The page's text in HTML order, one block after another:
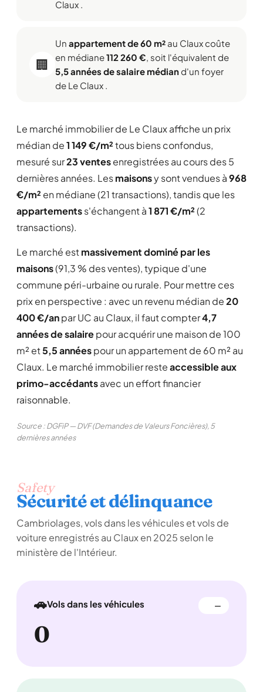
Claux .
🏢
Un appartement de 60 m² au Claux coûte
en médiane112 260 €, soit l'équivalent de
5,5 années de salaire médiand'un foyer
de Le Claux .
Le marché immobilier de Le Claux affiche un prix
médian de1 149 €/m²tous biens confondus,
mesuré sur23 ventesenregistrées au cours des 5
dernières années. Lesmaisonsy sont vendues à968
€/m² en médiane (21 transactions), tandis que les
appartementss'échangent à1 871 €/m²(2
transactions).
Le marché estmassivement dominé par les
maisons(91,3 % des ventes), typique d'une
commune péri-urbaine ou rurale. Pour mettre ces
prix en perspective : avec un revenu médian de20
400 €/anpar UC au Claux, il faut compter4,7
années de salairepour acquérir une maison de 100
m² et5,5 annéespour un appartement de 60 m² au
Claux. Le marché immobilier resteaccessible aux
primo-accédantsavec un effort financier
raisonnable.
Source : DGFiP — DVF (Demandes de Valeurs Foncières), 5
dernières années
Safety
Sécurité et délinquance
Cambriolages, vols dans les véhicules et vols de
voiture enregistrés au Claux en 2025 selon le
ministère de l'Intérieur.
🚗Vols dans les véhicules —
0